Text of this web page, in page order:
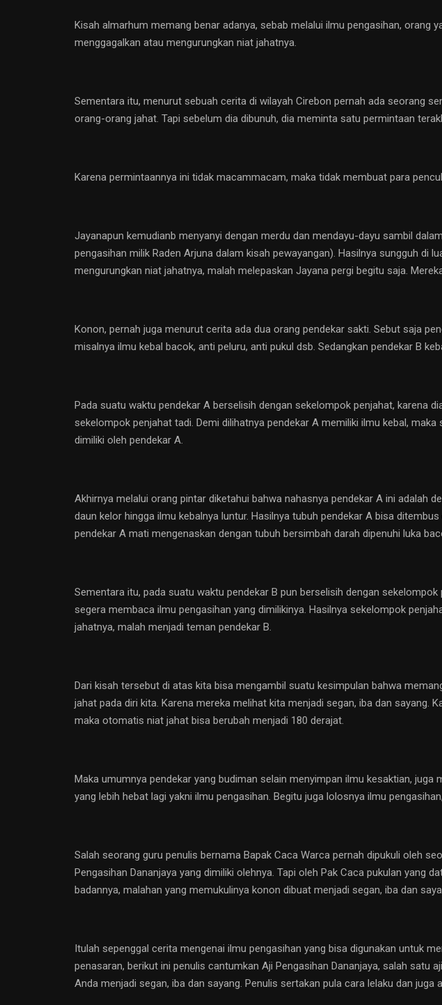
Kisah almarhum memang benar adanya, sebab melalui ilmu pengasihan, orang
menggagalkan atau mengurungkan niat jahatnya.
Sementara itu, menurut sebuah cerita di wilayah Cirebon pernah ada seorang
orang-orang jahat. Tapi sebelum dia dibunuh, dia meminta satu permintaan
Karena permintaannya ini tidak macammacam, maka tidak membuat para
Jayanapun kemudianb menyanyi dengan merdu dan mendayu-dayu sambil
pengasihan milik Raden Arjuna dalam kisah pewayangan). Hasilnya sungguh di
mengurungkan niat jahatnya, malah melepaskan Jayana pergi begitu saja.
Konon, pernah juga menurut cerita ada dua orang pendekar sakti. Sebut saja
misalnya ilmu kebal bacok, anti peluru, anti pukul dsb. Sedangkan pendekar B
Pada suatu waktu pendekar A berselisih dengan sekelompok penjahat, karena
sekelompok penjahat tadi. Demi dilihatnya pendekar A memiliki ilmu kebal,
dimiliki oleh pendekar A.
Akhirnya melalui orang pintar diketahui bahwa nahasnya pendekar A ini adalah
daun kelor hingga ilmu kebalnya luntur. Hasilnya tubuh pendekar A bisa
pendekar A mati mengenaskan dengan tubuh bersimbah darah dipenuhi luka
Sementara itu, pada suatu waktu pendekar B pun berselisih dengan
segera membaca ilmu pengasihan yang dimilikinya. Hasilnya sekelompok
jahatnya, malah menjadi teman pendekar B.
Dari kisah tersebut di atas kita bisa mengambil suatu kesimpulan bahwa
jahat pada diri kita. Karena mereka melihat kita menjadi segan, iba dan sayang.
maka otomatis niat jahat bisa berubah menjadi 180 derajat.
Maka umumnya pendekar yang budiman selain menyimpan ilmu kesaktian,
yang lebih hebat lagi yakni ilmu pengasihan. Begitu juga lolosnya ilmu
Salah seorang guru penulis bernama Bapak Caca Warca pernah dipukuli oleh
Pengasihan Dananjaya yang dimiliki olehnya. Tapi oleh Pak Caca pukulan
badannya, malahan yang memukulinya konon dibuat menjadi segan, iba dan
Itulah sepenggal cerita mengenai ilmu pengasihan yang bisa digunakan untuk
penasaran, berikut ini penulis cantumkan Aji Pengasihan Dananjaya, salah
Anda menjadi segan, iba dan sayang. Penulis sertakan pula cara lelaku dan